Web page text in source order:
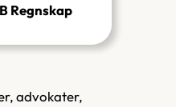
Regnskap
advokater,